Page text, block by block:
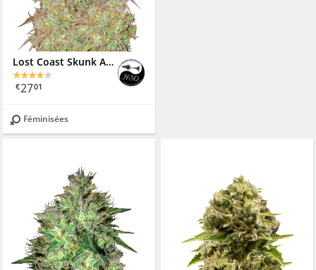
Lost Coast Skunk Auto
€2701
Féminisées